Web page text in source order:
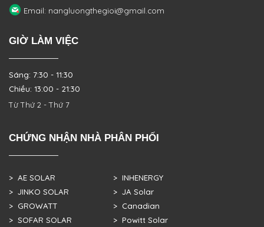
Email: nangluongthegioi@gmail.com
GIỜ LÀM VIỆC
Sáng: 7:30 - 11:30
Chiều: 13:00 - 21:30
Từ Thứ 2 - Thứ 7
CHỨNG NHẬN NHÀ PHÂN PHỐI
> AE SOLAR
> JINKO SOLAR
> GROWATT
> SOFAR SOLAR
> INHENERGY
> JA Solar
> Canadian
> Powitt Solar